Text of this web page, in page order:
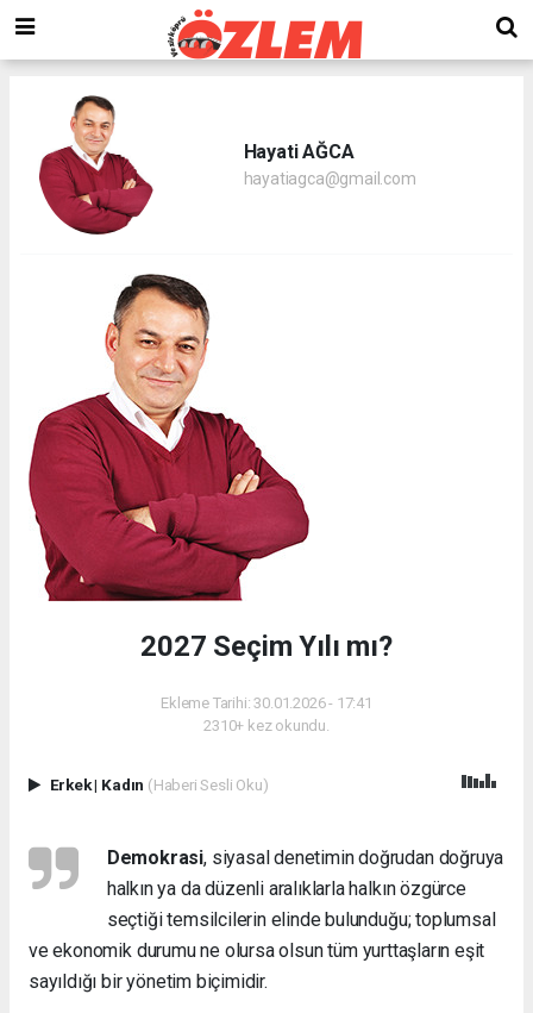
Hayati AĞCA
hayatiagca@gmail.com
2027 Seçim Yılı mı?
Ekleme Tarihi: 30.01.2026 - 17:41
2310+ kez okundu.
Erkek| Kadın (Haberi Sesli Oku)
Demokrasi, siyasal denetimin doğrudan doğruya
halkın ya da düzenli aralıklarla halkın özgürce
seçtiği temsilcilerin elinde bulunduğu; toplumsal
ve ekonomik durumu ne olursa olsun tüm yurttaşların eşit
sayıldığı bir yönetim biçimidir.